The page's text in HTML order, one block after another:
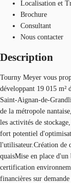
Localisation et
Brochure
Consultant
Nous contacter
Description
Tourny Meyer vous
développant 19 015 m²
Saint-Aignan-de-
de la métropole
les activités de
fort potentiel
l'utilisateur.Création de
quaisMise en place
certification
financières sur